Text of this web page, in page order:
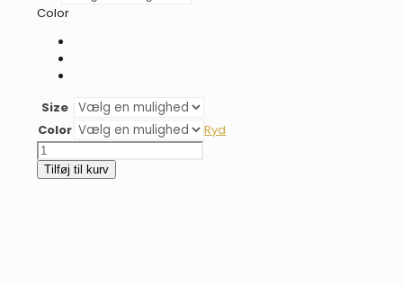
Color
Size
Color
Ryd
QHP
følgrime
antal
Tilføj til kurv